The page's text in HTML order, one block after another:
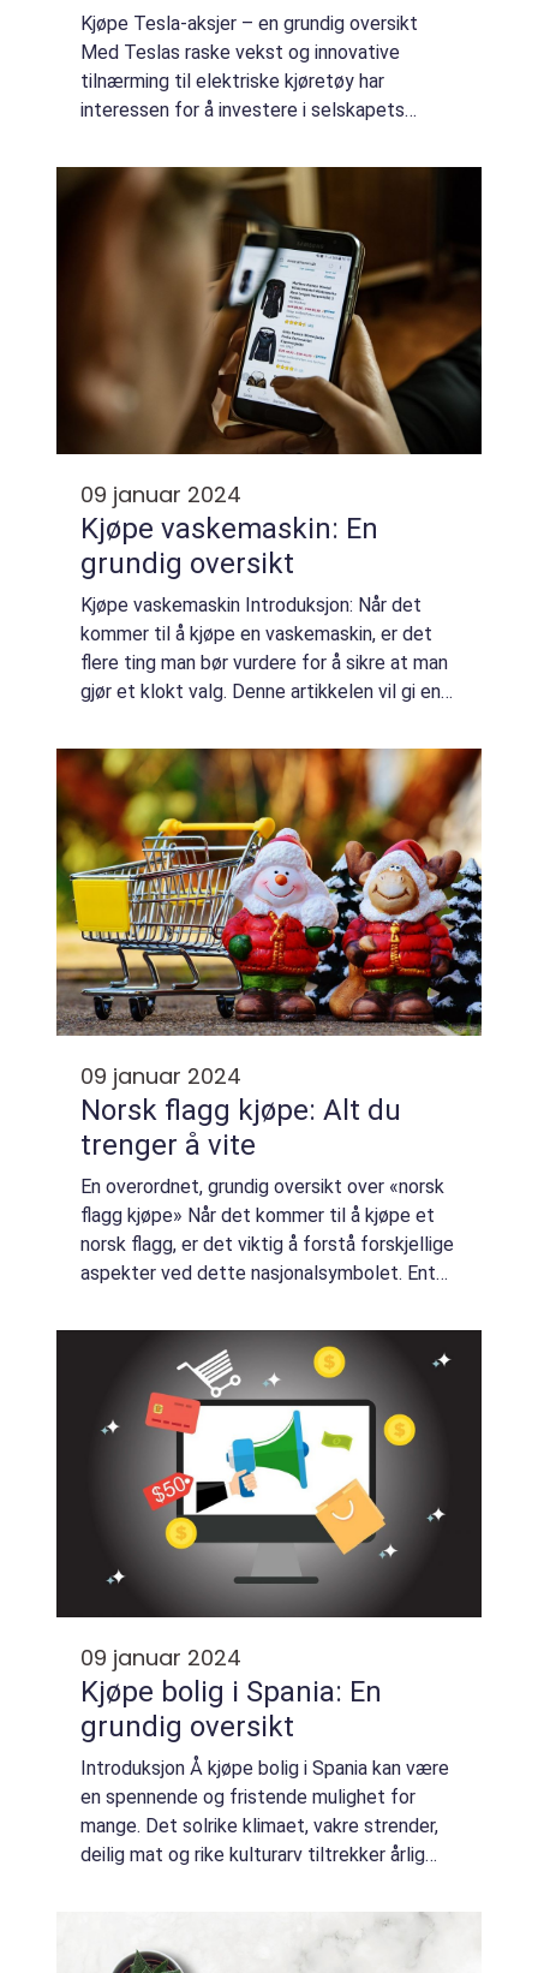
Kjøpe Tesla-aksjer – en grundig oversikt
Med Teslas raske vekst og innovative
tilnærming til elektriske kjøretøy har
interessen for å investere i selskapets
artikkelen gir en omfattende gjennomgang
09 januar 2024
Kjøpe vaskemaskin: En
grundig oversikt
Kjøpe vaskemaskin Introduksjon: Når det
kommer til å kjøpe en vaskemaskin, er det
flere ting man bør vurdere for å sikre at man
gjør et klokt valg. Denne artikkelen vil gi en
vaskemaskin, inkludert hva det innebærer, ...
09 januar 2024
Norsk flagg kjøpe: Alt du
trenger å vite
En overordnet, grundig oversikt over «norsk
flagg kjøpe» Når det kommer til å kjøpe et
norsk flagg, er det viktig å forstå forskjellige
aspekter ved dette nasjonalsymbolet. Enten
nasjonaldagen, e...
09 januar 2024
Kjøpe bolig i Spania: En
grundig oversikt
Introduksjon Å kjøpe bolig i Spania kan være
en spennende og fristende mulighet for
mange. Det solrike klimaet, vakre strender,
deilig mat og rike kulturarv tiltrekker årlig
boligkjøpere. Denne artikkelen gir en ov...